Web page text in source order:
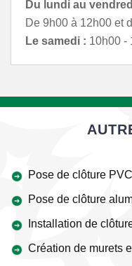
Du lundi au
De 9h00 à 12h00 et
Le samedi : 10h00 -
Pose de clôture
Pose de clôture
Installation de
Création de murets